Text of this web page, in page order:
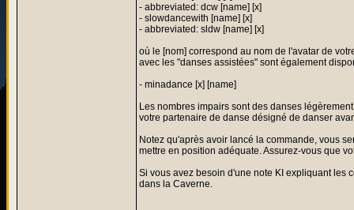
- abbreviated: dcw [name] [x]
- slowdancewith [name] [x]
- abbreviated: sldw [name] [x]
où le [nom] correspond au nom de l'avatar de
avec les "danses assistées" sont également
- minadance [x] [name]
Les nombres impairs sont des danses
votre partenaire de danse désigné de danser
Notez qu'après avoir lancé la commande, vous
mettre en position adéquate. Assurez-vous que
Si vous avez besoin d'une note KI expliquant les
dans la Caverne.